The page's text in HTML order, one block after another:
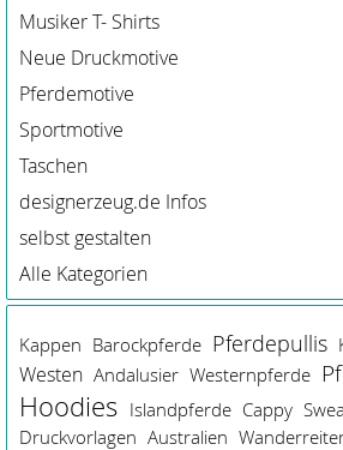
Musiker T- Shirts
Neue Druckmotive
Pferdemotive
Sportmotive
Taschen
designerzeug.de Infos
selbst gestalten
Alle Kategorien
Kappen Barockpferde Pferdepullis
Westen Andalusier Westernpferde
Hoodies Islandpferde Cappy
Druckvorlagen Australien